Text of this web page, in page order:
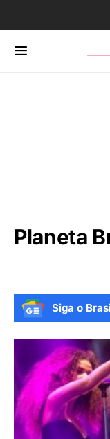
Planeta
Siga o